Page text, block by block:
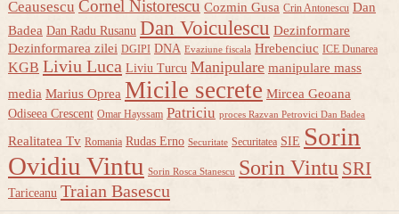
Ceausescu Cornel Nistorescu Cozmin Gusa Crin Antonescu Dan
Badea Dan Radu Rusanu Dan Voiculescu Dezinformare
Dezinformarea zilei DGIPI DNA Evaziune fiscala Hrebenciuc ICE Dunarea
KGB Liviu Luca Liviu Turcu Manipulare manipulare mass
media Marius Oprea Micile secrete Mircea Geoana
Odiseea Crescent Omar Hayssam Patriciu proces Razvan Petrovici Dan Badea
Realitatea Tv Romania Rudas Erno Securitate Securitatea SIE Sorin
Ovidiu Vintu Sorin Rosca Stanescu Sorin Vintu SRI
Tariceanu Traian Basescu